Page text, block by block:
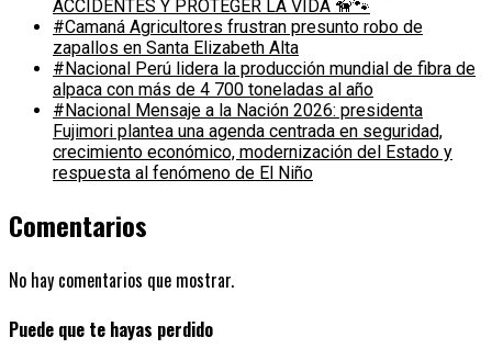
ACCIDENTES Y PROTEGER LA VIDA 🦮🐾
#Camaná Agricultores frustran presunto robo de
zapallos en Santa Elizabeth Alta
#Nacional Perú lidera la producción mundial de fibra de
alpaca con más de 4 700 toneladas al año
#Nacional Mensaje a la Nación 2026: presidenta
Fujimori plantea una agenda centrada en seguridad,
crecimiento económico, modernización del Estado y
respuesta al fenómeno de El Niño
Comentarios
No hay comentarios que mostrar.
Puede que te hayas perdido